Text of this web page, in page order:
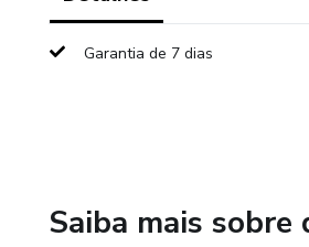
Garantia de 7 dias
Saiba mais sobre